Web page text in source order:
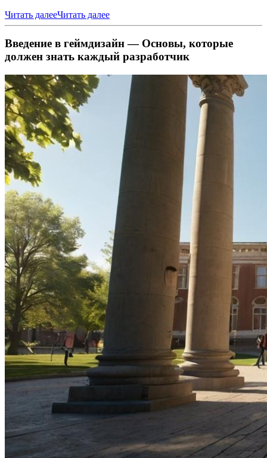
Читать далееЧитать далее
Введение в геймдизайн — Основы, которые
должен знать каждый разработчик